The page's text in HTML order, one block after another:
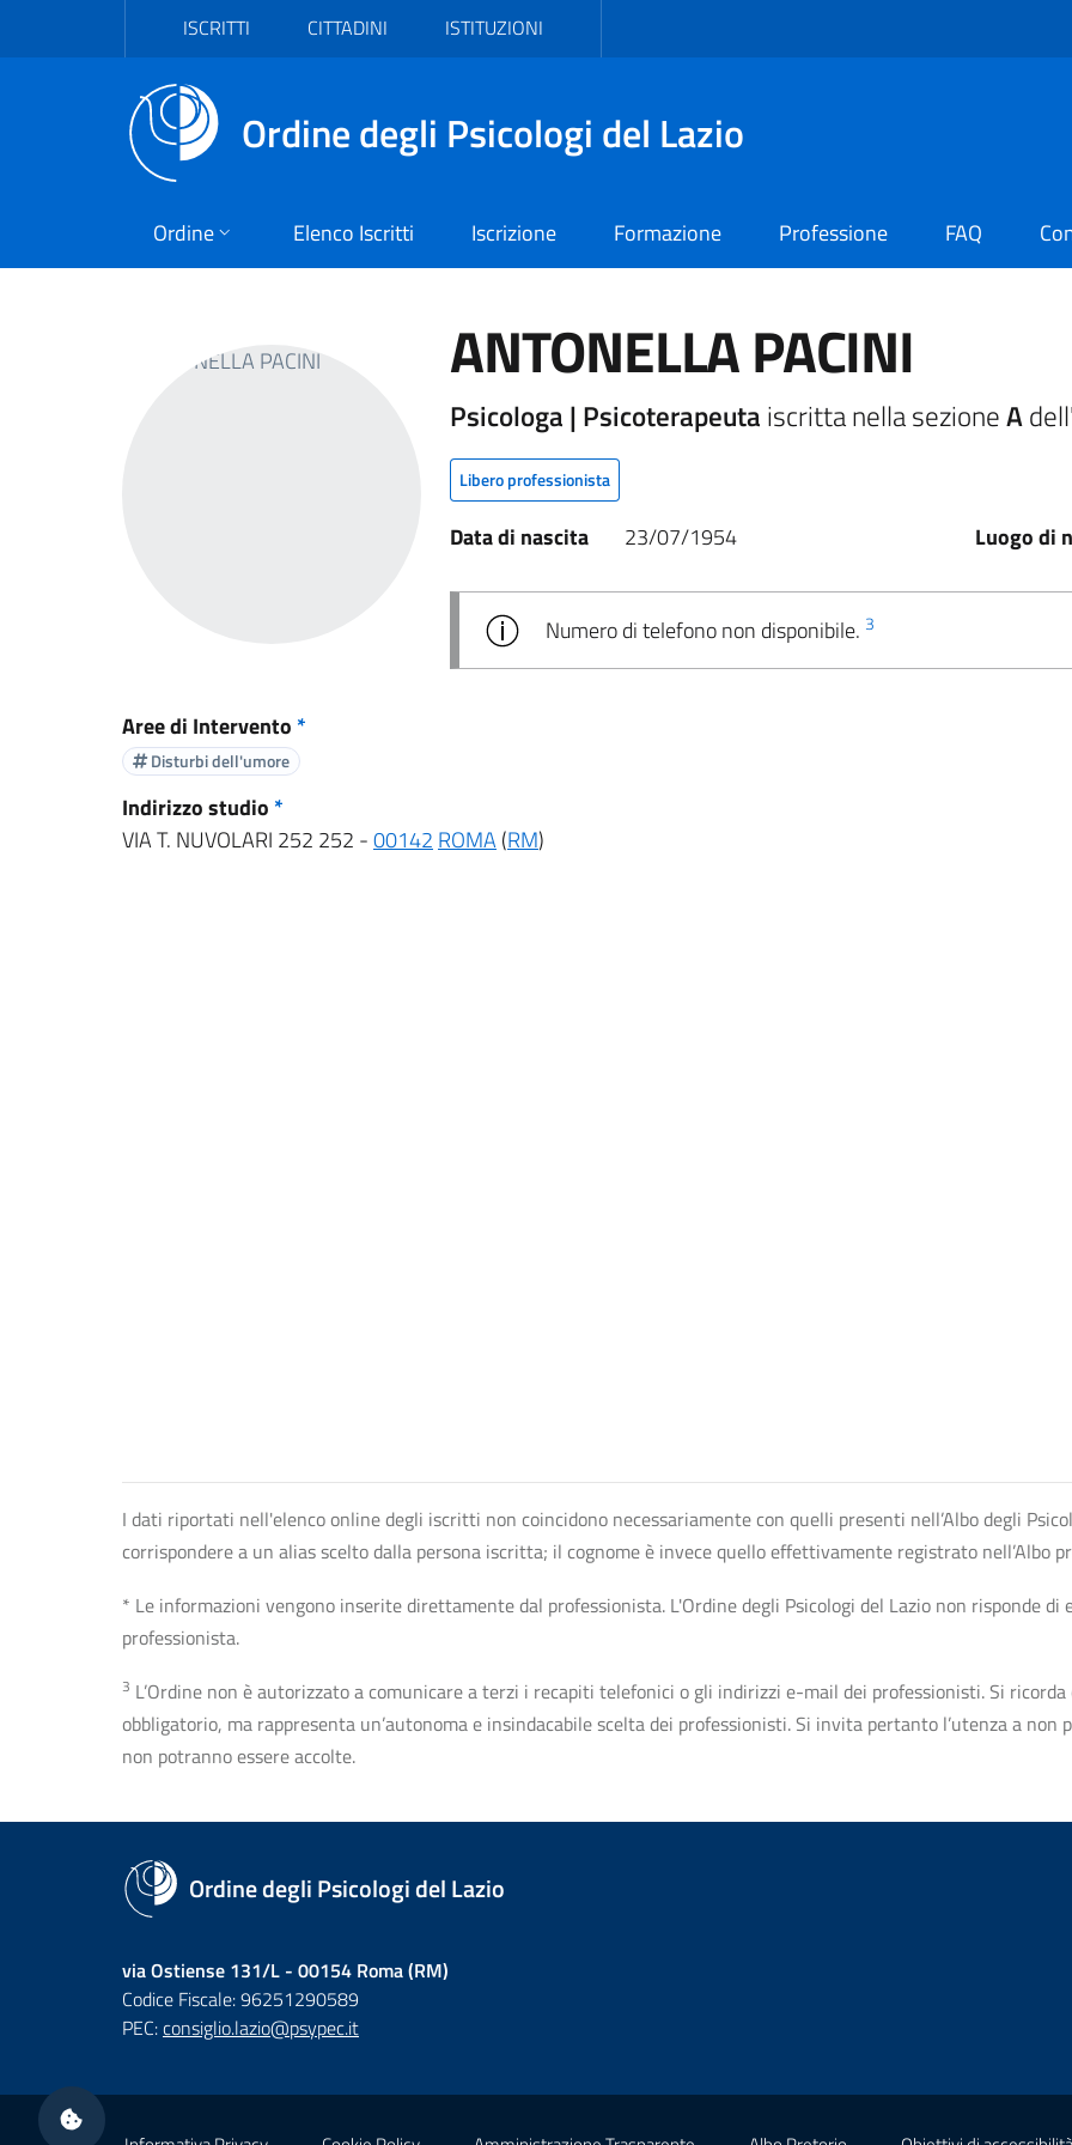
Vai al contenuto principale
ISCRITTI CITTADINI ISTITUZIONI
Ordine degli Psicologi del Lazio
Ordine Elenco Iscritti Iscrizione Formazione Professione FAQ
ANTONELLA PACINI
Psicologa | Psicoterapeuta iscritta nella sezioneA
Libero professionista
Data di nascita 23/07/1954 Luogo di
Numero di telefono non disponibile. 3
Aree di Intervento *
Disturbi dell'umore
Indirizzo studio *
VIA T. NUVOLARI 252 252 -00142 ROMA(RM)
I dati riportati nell'elenco online degli iscritti non coincidono necessariamente con quelli presenti nell’Albo degli
corrispondere a un alias scelto dalla persona iscritta; il cognome è invece quello effettivamente registrato nell’Albo
* Le informazioni vengono inserite direttamente dal professionista. L'Ordine degli Psicologi del Lazio non risponde
professionista.
3 L’Ordine non è autorizzato a comunicare a terzi i recapiti telefonici o gli indirizzi e-mail dei professionisti. Si
obbligatorio, ma rappresenta un’autonoma e insindacabile scelta dei professionisti. Si invita pertanto l’utenza a
non potranno essere accolte.
Ordine degli Psicologi del Lazio
via Ostiense 131/L - 00154 Roma (RM)
Codice Fiscale: 96251290589
PEC:consiglio.lazio@psypec.it
Sezione Link Utili (nuova scheda - new tab)(nuova scheda - new tab)